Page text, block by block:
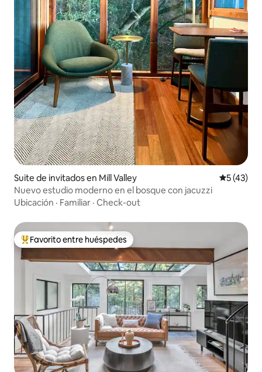
Suite de invitados en Mill Valley
5 (43)
Nuevo estudio moderno en el bosque con jacuzzi
Ubicación · Familiar · Check-out
Favorito entre huéspedes preferido
Favorito entre huéspedes